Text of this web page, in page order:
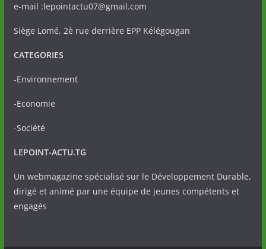
e-mail :lepointactu07@gmail.com
Siège Lomé, 2è rue derrière EPP Kélégougan
CATEGORIES
-Environnement
-Economie
-Société
LEPOINT-ACTU.TG
Un webmagazine spécialisé sur le Développement Durable,
dirigé et animé par une équipe de jeunes compétents et
engagés